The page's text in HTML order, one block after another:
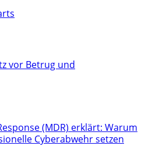
vor Betrug und
(MDR) erklärt: Warum
Cyberabwehr setzen